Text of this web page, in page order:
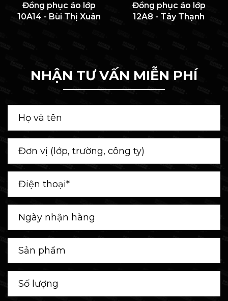
Đồng phục áo lớp
10A14 - Bùi Thị Xuân
Đồng phục áo lớp
12A8 - Tây Thạnh
NHẬN TƯ VẤN MIỄN PHÍ